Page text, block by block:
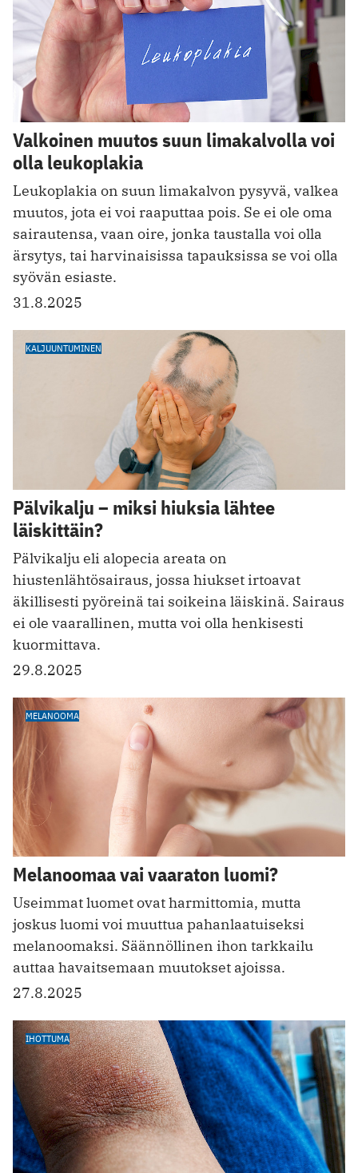
Valkoinen muutos suun limakalvolla voi
olla leukoplakia
Leukoplakia on suun limakalvon pysyvä, valkea
muutos, jota ei voi raaputtaa pois. Se ei ole oma
sairautensa, vaan oire, jonka taustalla voi olla
ärsytys, tai harvinaisissa tapauksissa se voi olla
syövän esiaste.
31.8.2025
KALJUUNTUMINEN
Pälvikalju – miksi hiuksia lähtee
läiskittäin?
Pälvikalju eli alopecia areata on
hiustenlähtösairaus, jossa hiukset irtoavat
äkillisesti pyöreinä tai soikeina läiskinä. Sairaus
ei ole vaarallinen, mutta voi olla henkisesti
kuormittava.
29.8.2025
MELANOOMA
Melanoomaa vai vaaraton luomi?
Useimmat luomet ovat harmittomia, mutta
joskus luomi voi muuttua pahanlaatuiseksi
melanoomaksi. Säännöllinen ihon tarkkailu
auttaa havaitsemaan muutokset ajoissa.
27.8.2025
IHOTTUMA